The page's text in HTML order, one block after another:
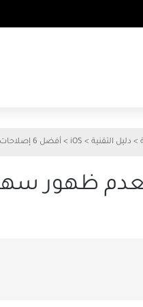
> دليل التقنية >
iOS
> أفضل 6 إصلاحات لعدم ظهور سهم الاتجاه في Apple Maps على iPhone